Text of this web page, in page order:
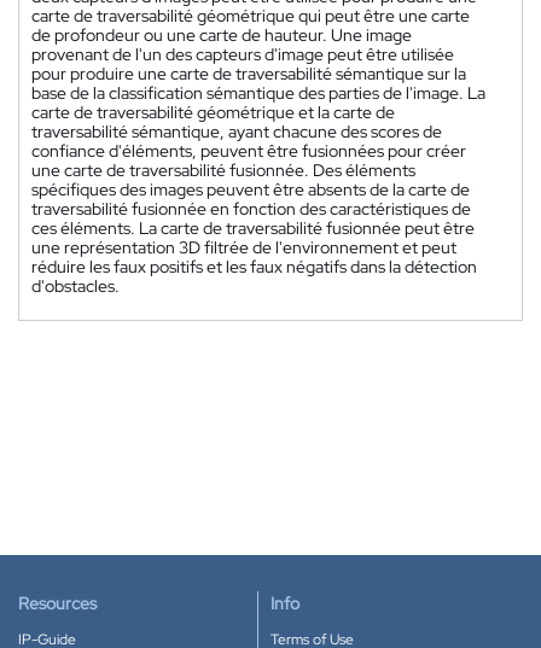
carte de traversabilité géométrique qui peut être une carte
de profondeur ou une carte de hauteur. Une image
provenant de l'un des capteurs d'image peut être utilisée
pour produire une carte de traversabilité sémantique sur la
base de la classification sémantique des parties de l'image. La
carte de traversabilité géométrique et la carte de
traversabilité sémantique, ayant chacune des scores de
confiance d'éléments, peuvent être fusionnées pour créer
une carte de traversabilité fusionnée. Des éléments
spécifiques des images peuvent être absents de la carte de
traversabilité fusionnée en fonction des caractéristiques de
ces éléments. La carte de traversabilité fusionnée peut être
une représentation 3D filtrée de l'environnement et peut
réduire les faux positifs et les faux négatifs dans la détection
d'obstacles.
Resources
IP-Guide
Info
Terms of Use